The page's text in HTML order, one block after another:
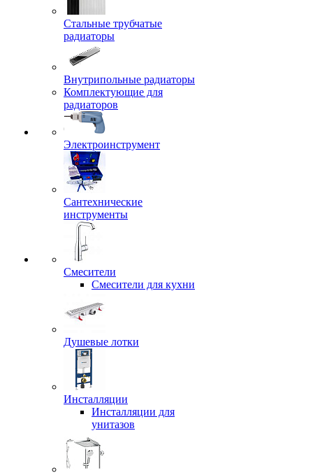
Стальные трубчатые
радиаторы
Внутрипольные радиаторы
Комплектующие для
радиаторов
Электроинструмент
Сантехнические
инструменты
Смесители
Смесители для кухни
Душевые лотки
Инсталляции
Инсталляции для
унитазов